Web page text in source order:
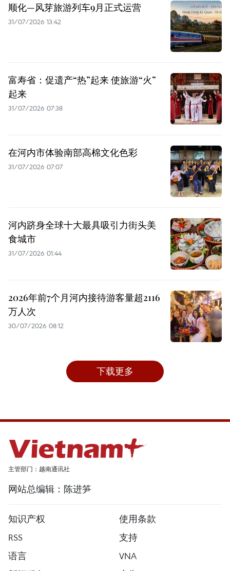
顺化—风芽旅游列车9月正式运营
31/07/2026 13:42
富寿省：促遗产“热”起来 使旅游“火”
起来
31/07/2026 07:38
在河内市体验南部高棉文化色彩
31/07/2026 07:07
河内跻身全球十大最具吸引力街头美
食城市
31/07/2026 01:44
2026年前7个月河内接待游客量超2116
万人次
30/07/2026 08:12
下载更多
主管部门：越南通讯社
网站总编辑：陈进笋
知识产权
使用条款
RSS
支持
语言
VNA